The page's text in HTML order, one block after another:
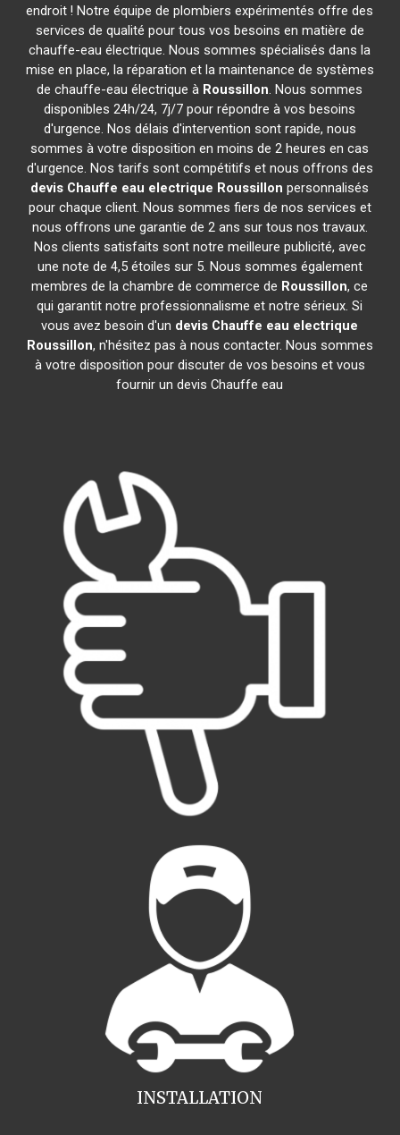
endroit ! Notre équipe de plombiers expérimentés offre des
services de qualité pour tous vos besoins en matière de
chauffe-eau électrique. Nous sommes spécialisés dans la
mise en place, la réparation et la maintenance de systèmes
de chauffe-eau électrique à Roussillon. Nous sommes
disponibles 24h/24, 7j/7 pour répondre à vos besoins
d'urgence. Nos délais d'intervention sont rapide, nous
sommes à votre disposition en moins de 2 heures en cas
d'urgence. Nos tarifs sont compétitifs et nous offrons des
devis Chauffe eau electrique Roussillon personnalisés
pour chaque client. Nous sommes fiers de nos services et
nous offrons une garantie de 2 ans sur tous nos travaux.
Nos clients satisfaits sont notre meilleure publicité, avec
une note de 4,5 étoiles sur 5. Nous sommes également
membres de la chambre de commerce de Roussillon, ce
qui garantit notre professionnalisme et notre sérieux. Si
vous avez besoin d'un devis Chauffe eau electrique
Roussillon, n'hésitez pas à nous contacter. Nous sommes
à votre disposition pour discuter de vos besoins et vous
fournir un devis Chauffe eau
INSTALLATION